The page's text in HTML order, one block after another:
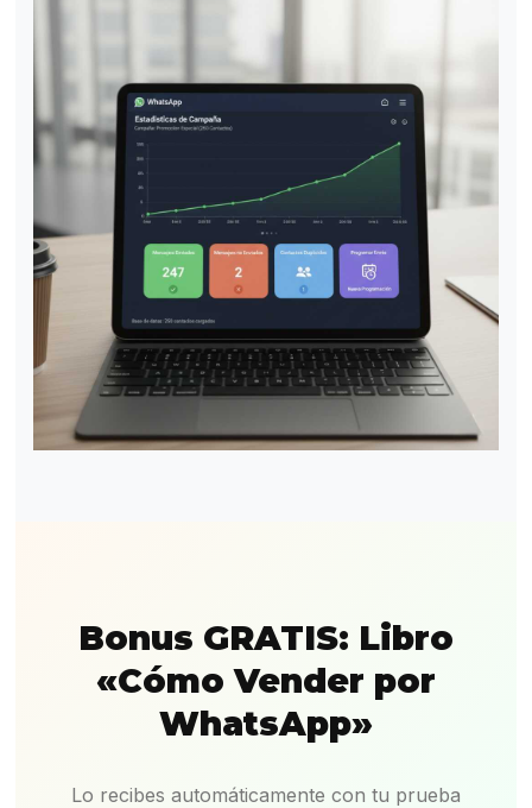
Bonus GRATIS: Libro
«Cómo Vender por
WhatsApp»
Lo recibes automáticamente con tu prueba